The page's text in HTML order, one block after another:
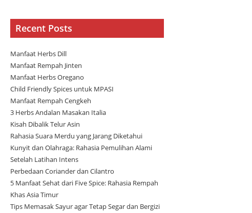
Recent Posts
Manfaat Herbs Dill
Manfaat Rempah Jinten
Manfaat Herbs Oregano
Child Friendly Spices untuk MPASI
Manfaat Rempah Cengkeh
3 Herbs Andalan Masakan Italia
Kisah Dibalik Telur Asin
Rahasia Suara Merdu yang Jarang Diketahui
Kunyit dan Olahraga: Rahasia Pemulihan Alami
Setelah Latihan Intens
Perbedaan Coriander dan Cilantro
5 Manfaat Sehat dari Five Spice: Rahasia Rempah
Khas Asia Timur
Tips Memasak Sayur agar Tetap Segar dan Bergizi